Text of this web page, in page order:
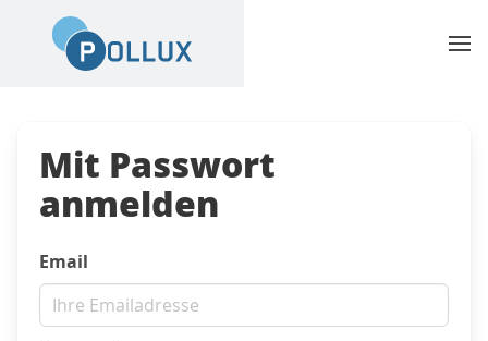
Mit Passwort
anmelden
Email